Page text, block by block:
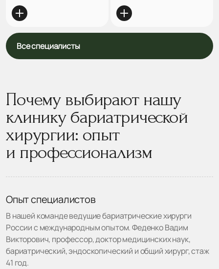
Все специалисты
Почему выбирают нашу
клинику бариатрической
хирургии: опыт
и профессионализм
Опыт специалистов
В нашей команде ведущие бариатрические хирурги
России с международным опытом. Феденко Вадим
Викторович, профессор, доктор медицинских наук,
бариатрический, эндоскопический и общий хирург, стаж
41 год.